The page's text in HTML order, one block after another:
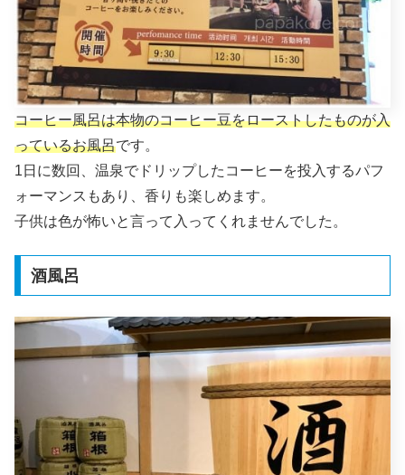
コーヒー風呂は本物のコーヒー豆をローストしたものが入
っているお風呂です。
1日に数回、温泉でドリップしたコーヒーを投入するパフ
ォーマンスもあり、香りも楽しめます。
子供は色が怖いと言って入ってくれませんでした。
酒風呂